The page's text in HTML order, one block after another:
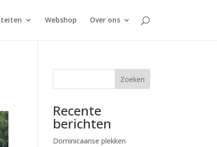
Webshop Over ons
Zoeken
Recente
berichten
Dominicaanse plekken